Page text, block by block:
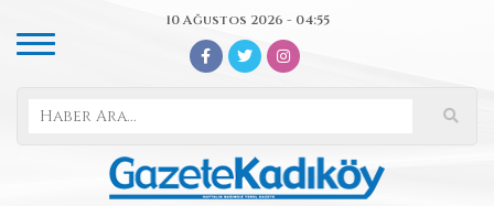
10 Ağustos 2026 - 04:55